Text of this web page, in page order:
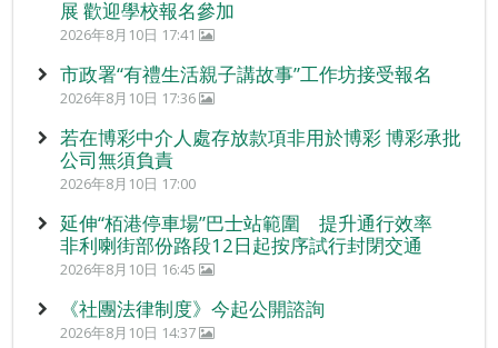
展 歡迎學校報名參加
2026年8月10日 17:41
市政署“有禮生活親子講故事”工作坊接受報名
2026年8月10日 17:36
若在博彩中介人處存放款項非用於博彩 博彩承批
公司無須負責
2026年8月10日 17:00
延伸“栢港停車場”巴士站範圍 提升通行效率
非利喇街部份路段12日起按序試行封閉交通
2026年8月10日 16:45
《社團法律制度》今起公開諮詢
2026年8月10日 14:37